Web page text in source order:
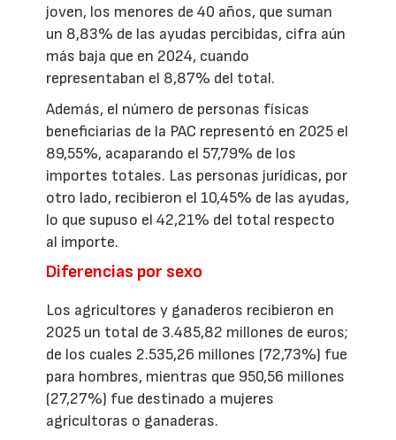
joven, los menores de 40 años, que suman
un 8,83% de las ayudas percibidas, cifra aún
más baja que en 2024, cuando
representaban el 8,87% del total.
Además, el número de personas físicas
beneficiarias de la PAC representó en 2025 el
89,55%, acaparando el 57,79% de los
importes totales. Las personas jurídicas, por
otro lado, recibieron el 10,45% de las ayudas,
lo que supuso el 42,21% del total respecto
al importe.
Diferencias por sexo
Los agricultores y ganaderos recibieron en
2025 un total de 3.485,82 millones de euros;
de los cuales 2.535,26 millones (72,73%) fue
para hombres, mientras que 950,56 millones
(27,27%) fue destinado a mujeres
agricultoras o ganaderas.